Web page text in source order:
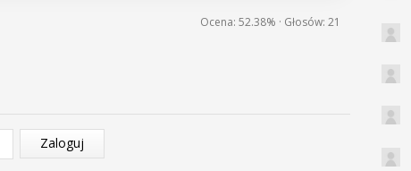
Ocena: 52.38% · Głosów: 21
Zaloguj